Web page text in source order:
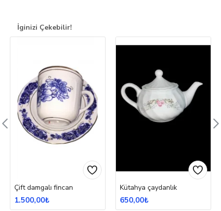
İginizi Çekebilir!
Çift damgalı fincan
1.500,00₺
Kütahya çaydanlık
650,00₺